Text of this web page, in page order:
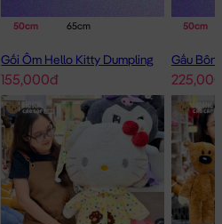
50cm 65cm
Gối Ôm Hello Kitty Dumpling
155,000đ
50cm